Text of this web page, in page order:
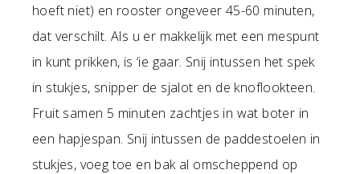
hoeft niet) en rooster ongeveer 45-60 minuten,
dat verschilt. Als u er makkelijk met een mespunt
in kunt prikken, is ‘ie gaar. Snij intussen het spek
in stukjes, snipper de sjalot en de knoflookteen.
Fruit samen 5 minuten zachtjes in wat boter in
een hapjespan. Snij intussen de paddestoelen in
stukjes, voeg toe en bak al omscheppend op